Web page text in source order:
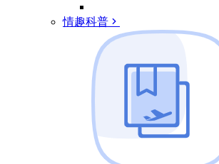
情趣科普